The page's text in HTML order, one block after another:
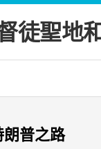
徒聖地
普之路